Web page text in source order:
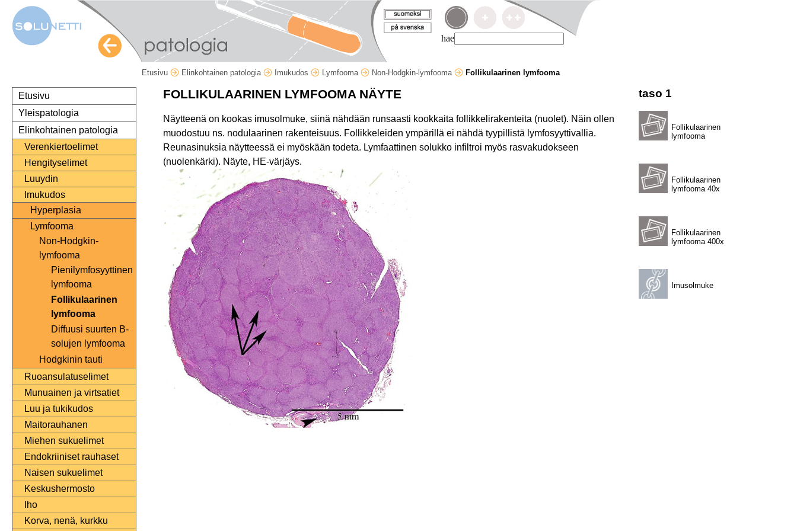
hae
Etusivu Elinkohtainen patologia Imukudos Lymfooma Non-Hodgkin-lymfooma Follikulaarinen lymfooma
Etusivu
Yleispatologia
Elinkohtainen patologia
Verenkiertoelimet
Hengityselimet
Luuydin
Imukudos
Hyperplasia
Lymfooma
Non-Hodgkin-
lymfooma
Pienilymfosyyttinen
lymfooma
Follikulaarinen
lymfooma
Diffuusi suurten B-
solujen lymfooma
Hodgkinin tauti
Ruoansulatuselimet
Munuainen ja virtsatiet
Luu ja tukikudos
Maitorauhanen
Miehen sukuelimet
Endokriiniset rauhaset
Naisen sukuelimet
Keskushermosto
Iho
Korva, nenä, kurkku
taso 1
Follikulaarinen
lymfooma
Follikulaarinen
lymfooma 40x
Follikulaarinen
lymfooma 400x
Imusolmuke
FOLLIKULAARINEN LYMFOOMA NÄYTE
Näytteenä on kookas imusolmuke, siinä nähdään runsaasti kookkaita follikkelirakenteita (nuolet). Näin ollen
muodostuu ns. nodulaarinen rakenteisuus. Follikkeleiden ympärillä ei nähdä tyypillistä lymfosyyttivallia.
Reunasinuksia näytteessä ei myöskään todeta. Lymfaattinen solukko infiltroi myös rasvakudokseen
(nuolenkärki). Näyte, HE-värjäys.